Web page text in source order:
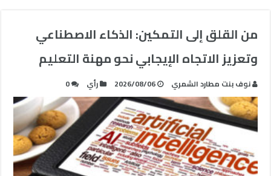
من القلق إلى التمكين: الذكاء الاصطناعي
وتعزيز الاتجاه الإيجابي نحو مهنة التعليم
نوف بنت مطارد الشمري 2026/08/06 رأي 0